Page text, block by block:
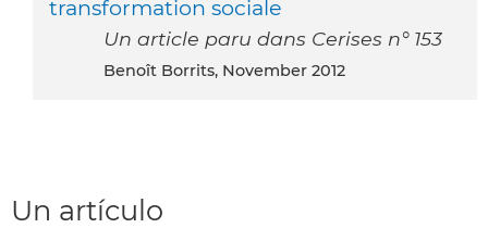
transformation sociale
Un article paru dans Cerises n° 153
Benoît Borrits, November 2012
Un artículo